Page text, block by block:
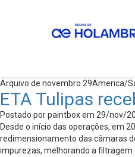
Arquivo de novembro 29America/
ETA Tulipas
Postado por paintbox em 29/nov/
Desde o início das operações, em
redimensionamento das câmaras
impurezas, melhorando a filtragem